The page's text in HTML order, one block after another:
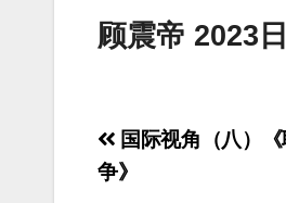
顾震帝 2023
Post
navigation
国际视角（八）
争》